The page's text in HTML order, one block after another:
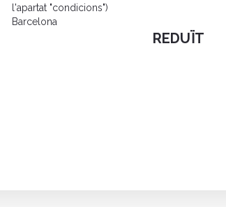
l'apartat "condicions")
Barcelona
REDUÏT